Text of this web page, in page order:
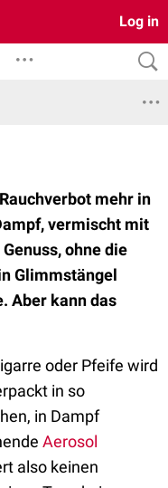
Log in
mehr in
vermischt mit
ohne die
Glimmstängel
Aber kann das
oder Pfeife wird
in so
in Dampf
Aerosol
also keinen